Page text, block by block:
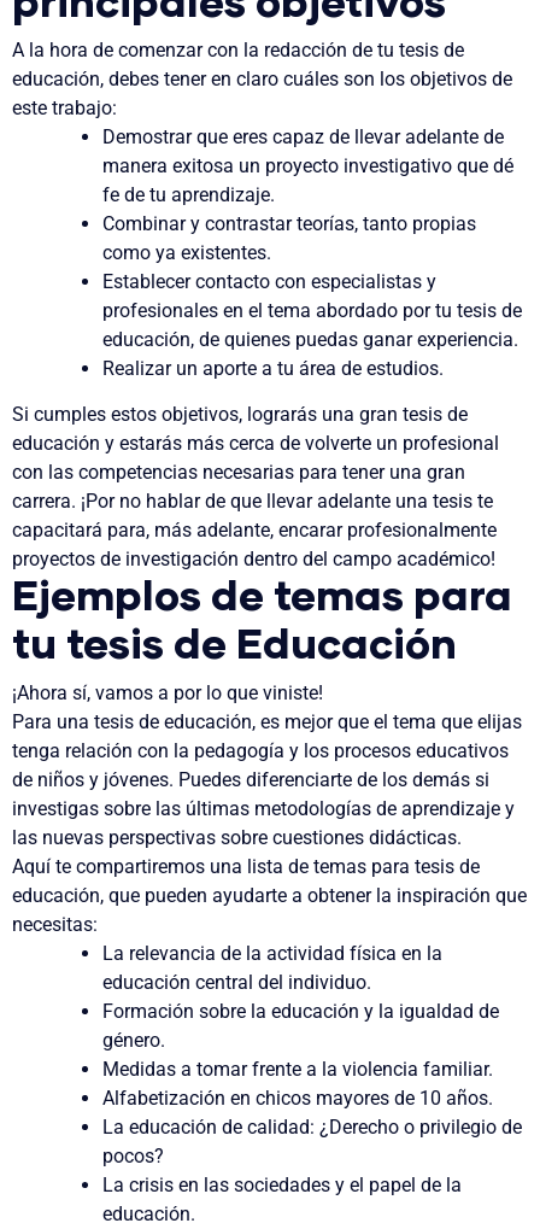
A la hora de comenzar con la redacción de tu tesis de
educación, debes tener en claro cuáles son los objetivos de
este trabajo:
Demostrar que eres capaz de llevar adelante de
manera exitosa un proyecto investigativo que dé
fe de tu aprendizaje.
Combinar y contrastar teorías, tanto propias
como ya existentes.
Establecercontactoconespecialistas y
profesionales en el tema abordado por tu tesis de
educación, de quienes puedasganar experiencia.
Realizar unaporte a tu área de estudios.
Si cumples estos objetivos, lograrás una gran tesis de
educación y estarás más cerca de volverte un profesional
con las competencias necesarias para tener una gran
carrera. ¡Por no hablar de que llevar adelante una tesis te
capacitará para, más adelante, encarar profesionalmente
proyectos de investigación dentro del campo académico!
Ejemplos de temas para
tu tesis de Educación
¡Ahora sí, vamos a por lo que viniste!
Para una tesis de educación, es mejor que el tema que elijas
tenga relación con la pedagogía y los procesos educativos
de niños y jóvenes. Puedes diferenciarte de los demás si
investigas sobre las últimas metodologías de aprendizaje y
las nuevas perspectivas sobre cuestiones didácticas.
Aquí te compartiremos una lista de temas para tesis de
educación, que pueden ayudarte a obtener la inspiración que
necesitas:
La relevancia de la actividad física en la
educación central del individuo.
Formación sobre la educación y la igualdad de
género.
Medidas a tomar frente a la violencia familiar.
Alfabetización en chicos mayores de 10 años.
La educación de calidad: ¿Derecho o privilegio de
pocos?
La crisis en las sociedades y el papel de la
educación.